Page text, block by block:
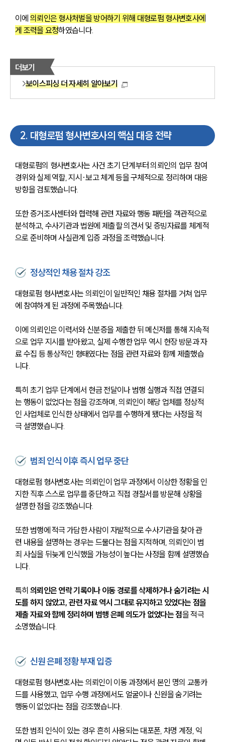
이에 의뢰인은 형사처벌을 방어하기 위해 대형로펌 형사변호사에
게 조력을 요청하였습니다.
더보기
보이스피싱 더 자세히 알아보기
2. 대형로펌 형사변호사의 핵심 대응 전략
대형로펌의 형사변호사는 사건 초기 단계부터 의뢰인의 업무 참여
경위와 실제 역할, 지시·보고 체계 등을 구체적으로 정리하며 대응
방향을 검토했습니다.
또한 증거조사센터와 협력해 관련 자료와 행동 패턴을 객관적으로
분석하고, 수사기관과 법원에 제출할 의견서 및 증빙자료를 체계적
으로 준비하며 사실관계 입증 과정을 조력했습니다.
정상적인 채용 절차 강조
대형로펌 형사변호사는 의뢰인이 일반적인 채용 절차를 거쳐 업무
에 참여하게 된 과정에 주목했습니다.
이에 의뢰인은 이력서와 신분증을 제출한 뒤 메신저를 통해 지속적
으로 업무 지시를 받아왔고, 실제 수행한 업무 역시 현장 방문과 자
료 수집 등 통상적인 형태였다는 점을 관련 자료와 함께 제출했습
니다.
특히 초기 업무 단계에서 현금 전달이나 범행 실행과 직접 연결되
는 행동이 없었다는 점을 강조하며, 의뢰인이 해당 업체를 정상적
인 사업체로 인식한 상태에서 업무를 수행하게 됐다는 사정을 적
극 설명했습니다.
범죄 인식 이후 즉시 업무 중단
대형로펌 형사변호사는 의뢰인이 업무 과정에서 이상한 정황을 인
지한 직후 스스로 업무를 중단하고 직접 경찰서를 방문해 상황을
설명한 점을 강조했습니다.
또한 범행에 적극 가담한 사람이 자발적으로 수사기관을 찾아 관
련 내용을 설명하는 경우는 드물다는 점을 지적하며, 의뢰인이 범
죄 사실을 뒤늦게 인식했을 가능성이 높다는 사정을 함께 설명했습
니다.
특히 의뢰인은 연락 기록이나 이동 경로를 삭제하거나 숨기려는 시
도를 하지 않았고, 관련 자료 역시 그대로 유지하고 있었다는 점을
제출 자료와 함께 정리하며 범행 은폐 의도가 없었다는 점을 적극
소명했습니다.
신원 은폐 정황 부재 입증
대형로펌 형사변호사는 의뢰인이 이동 과정에서 본인 명의 교통카
드를 사용했고, 업무 수행 과정에서도 얼굴이나 신원을 숨기려는
행동이 없었다는 점을 강조했습니다.
또한 범죄 인식이 있는 경우 흔히 사용되는 대포폰, 차명 계정, 익